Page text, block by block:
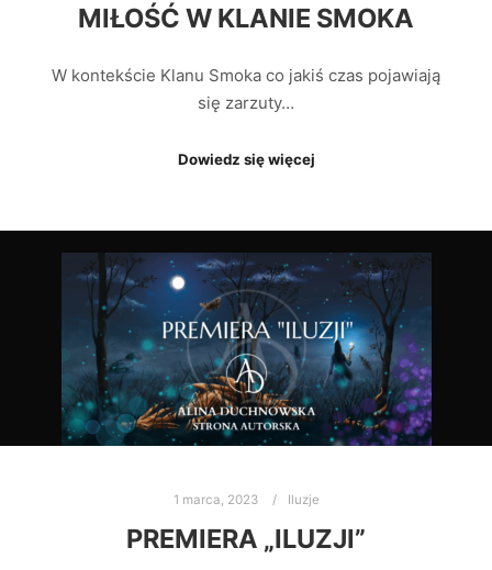
MIŁOŚĆ W KLANIE SMOKA
W kontekście Klanu Smoka co jakiś czas pojawiają
się zarzuty…
Dowiedz się więcej
1 marca, 2023 Iluzje
PREMIERA „ILUZJI”